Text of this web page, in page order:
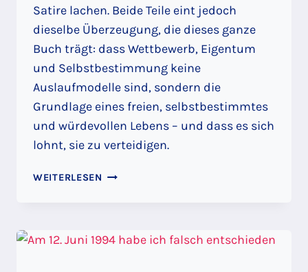
Satire lachen. Beide Teile eint jedoch
dieselbe Überzeugung, die dieses ganze
Buch trägt: dass Wettbewerb, Eigentum
und Selbstbestimmung keine
Auslaufmodelle sind, sondern die
Grundlage eines freien, selbstbestimmtes
und würdevollen Lebens – und dass es sich
lohnt, sie zu verteidigen.
WEITERLESEN WETTBEWERB
VERLIERER: